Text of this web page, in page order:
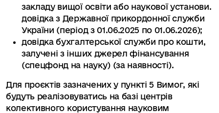
закладу вищої освіти або наукової установи.
довідка з Державної прикордонної служби
України (період з 01.06.2025 по 01.06.2026);
довідка бухгалтерської служби про кошти,
залучені з інших джерел фінансування
(спецфонд на науку) (за наявності).
Для проєктів зазначених у пункті 5 Вимог, які
будуть реалізовуватись на базі центрів
колективного користування науковим